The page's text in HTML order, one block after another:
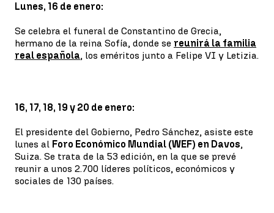
Lunes, 16 de enero:
Se celebra el funeral de Constantino de Grecia,
hermano de la reina Sofía, donde se reunirá la familia
real española, los eméritos junto a Felipe VI y Letizia.
16, 17, 18, 19 y 20 de enero:
El presidente del Gobierno, Pedro Sánchez, asiste este
lunes al Foro Económico Mundial (WEF) en Davos,
Suiza. Se trata de la 53 edición, en la que se prevé
reunir a unos 2.700 líderes políticos, económicos y
sociales de 130 países.